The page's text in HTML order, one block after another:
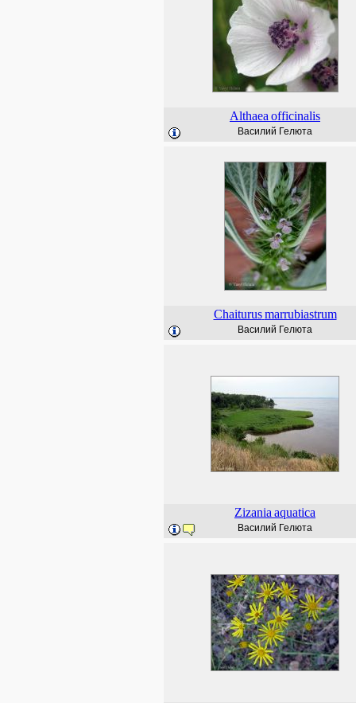
Althaea officinalis
Василий Гелюта
Chaiturus marrubiastrum
Василий Гелюта
Zizania aquatica
Василий Гелюта